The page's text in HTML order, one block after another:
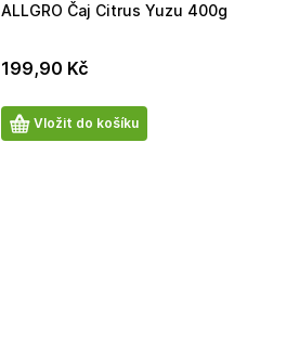
ALLGRO Čaj Citrus Yuzu 400g
199,90 Kč
Počet
produktů
Vložit do košíku